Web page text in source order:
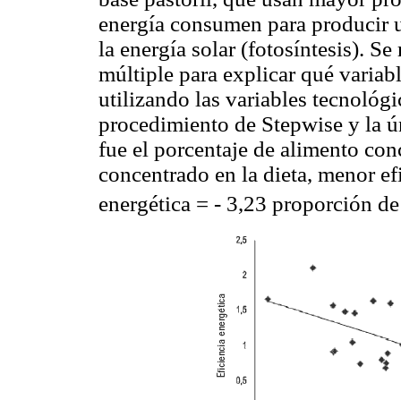
energía consumen para producir
la energía solar (fotosíntesis).
múltiple para explicar qué
utilizando las variables
procedimiento de Stepwise y la
fue el porcentaje de alimento
concentrado en la dieta, menor
energética = - 3,23 proporción